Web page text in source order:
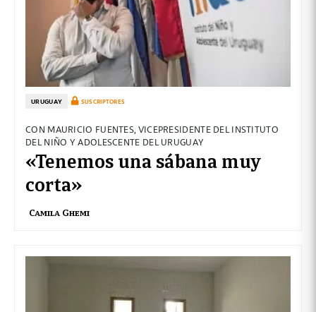
URUGUAY SUSCRIPTORES
CON MAURICIO FUENTES, VICEPRESIDENTE DEL INSTITUTO
DEL NIÑO Y ADOLESCENTE DEL URUGUAY
«Tenemos una sábana muy
corta»
Camila Ghemi